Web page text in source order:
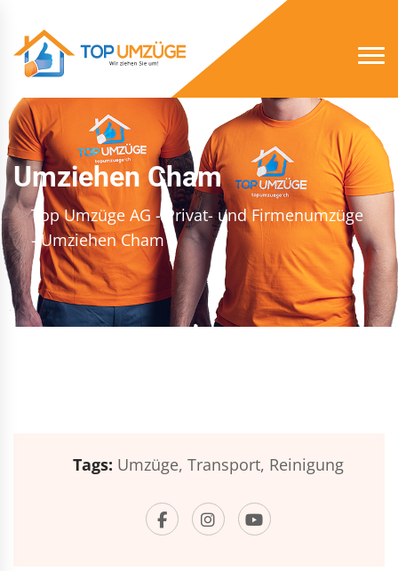
Umziehen Cham
Top Umzüge AG - Privat- und Firmenumzüge
- Umziehen Cham
Tags: Umzüge, Transport, Reinigung